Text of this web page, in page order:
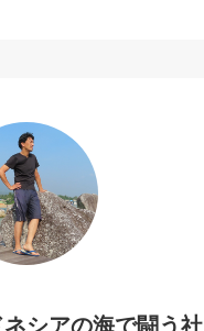
シアの海で闘う社